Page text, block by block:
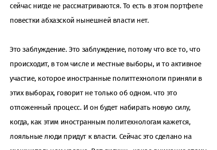
сейчас нигде не рассматриваются. То есть в этом портфеле
повестки абхазской нынешней власти нет.
Это заблуждение. Это заблуждение, потому что все то, что
происходит, в том числе и местные выборы, и то активное
участие, которое иностранные политтехнологи приняли в
этих выборах, говорит не только об одном. что это
отложенный процесс. И он будет набирать новую силу,
когда, как этим иностранным политехнологам кажется,
лояльные люди придут к власти. Сейчас это сделано на